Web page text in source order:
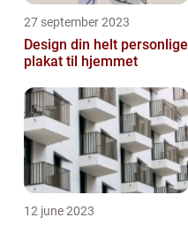
27 september 2023
Design din helt personlige
plakat til hjemmet
12 june 2023